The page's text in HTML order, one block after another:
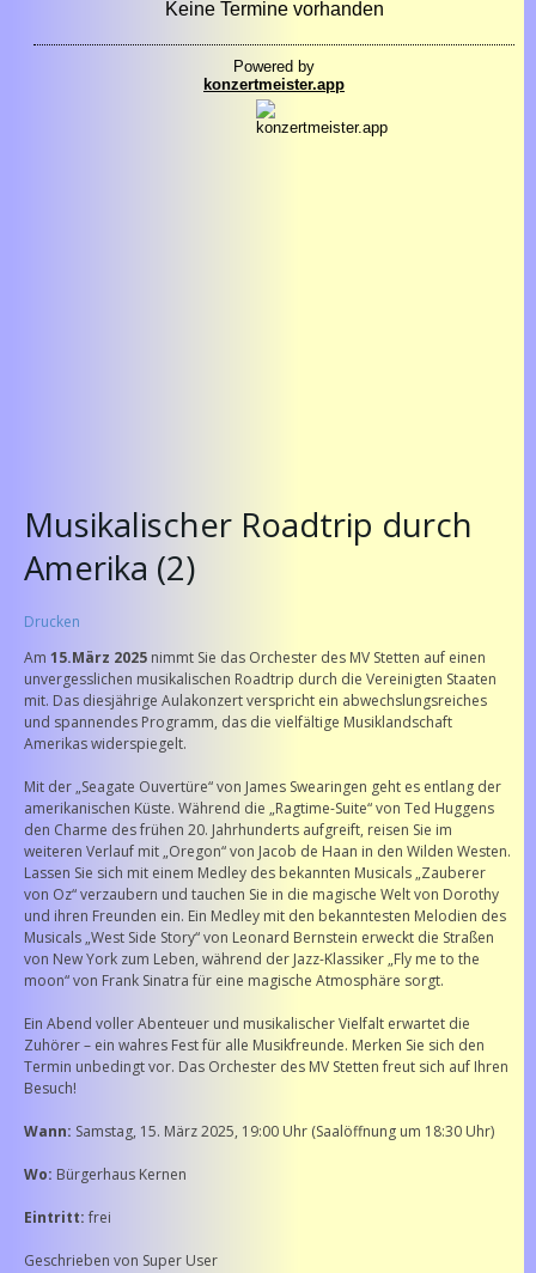
Musikalischer Roadtrip durch
Amerika (2)
Drucken
Am 15.März 2025 nimmt Sie das Orchester des MV Stetten auf einen
unvergesslichen musikalischen Roadtrip durch die Vereinigten Staaten
mit. Das diesjährige Aulakonzert verspricht ein abwechslungsreiches
und spannendes Programm, das die vielfältige Musiklandschaft
Amerikas widerspiegelt.
Mit der „Seagate Ouvertüre“ von James Swearingen geht es entlang der
amerikanischen Küste. Während die „Ragtime-Suite“ von Ted Huggens
den Charme des frühen 20. Jahrhunderts aufgreift, reisen Sie im
weiteren Verlauf mit „Oregon“ von Jacob de Haan in den Wilden Westen.
Lassen Sie sich mit einem Medley des bekannten Musicals „Zauberer
von Oz“ verzaubern und tauchen Sie in die magische Welt von Dorothy
und ihren Freunden ein. Ein Medley mit den bekanntesten Melodien des
Musicals „West Side Story“ von Leonard Bernstein erweckt die Straßen
von New York zum Leben, während der Jazz-Klassiker „Fly me to the
moon“ von Frank Sinatra für eine magische Atmosphäre sorgt.
Ein Abend voller Abenteuer und musikalischer Vielfalt erwartet die
Zuhörer – ein wahres Fest für alle Musikfreunde. Merken Sie sich den
Termin unbedingt vor. Das Orchester des MV Stetten freut sich auf Ihren
Besuch!
Wann: Samstag, 15. März 2025, 19:00 Uhr (Saalöffnung um 18:30 Uhr)
Wo: Bürgerhaus Kernen
Eintritt:frei
Geschrieben von Super User